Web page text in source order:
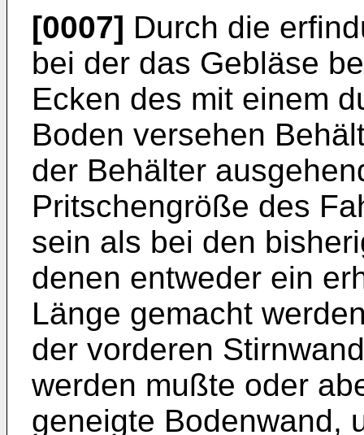
[0007] Durch die
bei der das Gebläse
Ecken des mit einem
Boden versehen
der Behälter
Pritschen­größe des
sein als bei den
denen entweder ein
Länge gemacht
der vorderen
werden mußte oder
geneigte Bodenwand,